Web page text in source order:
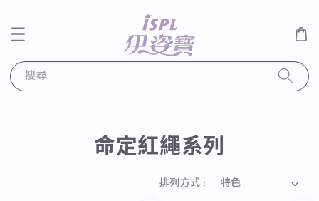
搜尋
命定紅繩系列
排列方式 :